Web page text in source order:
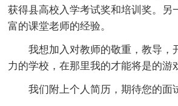
获得县高校入学考试奖和培训奖。另
富的课堂老师的经验。
我想加入对教师的敬重，教导，
力的学校，在那里我的才能将是的游
我们附上个人简历，期待您的面